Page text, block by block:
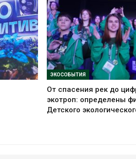
ЭКОСОБЫТИЯ
От спасения рек до
экотроп: определены
Детского